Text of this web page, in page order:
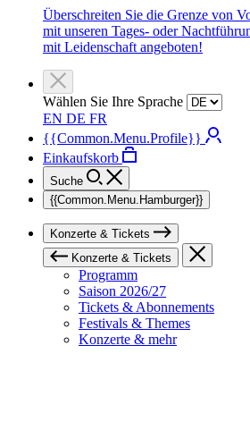
Überschreiten Sie die Grenze von
mit unseren Tages- oder
mit Leidenschaft angeboten!
Wählen Sie Ihre Sprache
EN DE FR
{{Common.Menu.Profile}}
Einkaufskorb
Suche
{{Common.Menu.Hamburger}}
Konzerte & Tickets
Konzerte & Tickets
Programm
Saison 2026/27
Tickets & Abonnements
Festivals & Themes
Konzerte & mehr